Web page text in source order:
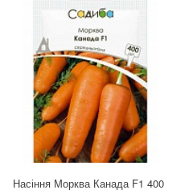
Насіння Морква Канада F1 400